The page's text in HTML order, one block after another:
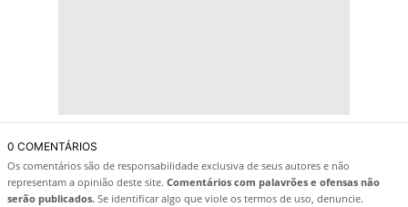
0 COMENTÁRIOS
Os comentários são de responsabilidade exclusiva de seus autores e não
representam a opinião deste site. Comentários com palavrões e ofensas não
serão publicados. Se identificar algo que viole os termos de uso, denuncie.